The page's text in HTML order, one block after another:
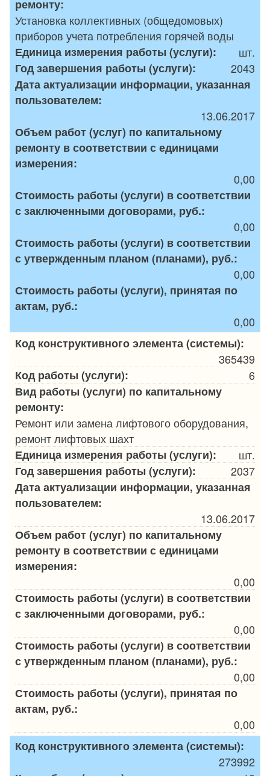
ремонту:
Установка коллективных (общедомовых)
приборов учета потребления горячей воды
Единица измерения работы (услуги):
шт.
Год завершения работы (услуги):
2043
Дата актуализации информации, указанная
пользователем:
13.06.2017
Объем работ (услуг) по капитальному
ремонту в соответствии с единицами
измерения:
0,00
Стоимость работы (услуги) в соответствии
с заключенными договорами, руб.:
0,00
Стоимость работы (услуги) в соответствии
с утвержденным планом (планами), руб.:
0,00
Стоимость работы (услуги), принятая по
актам, руб.:
0,00
Код конструктивного элемента (системы):
365439
Код работы (услуги):
6
Вид работы (услуги) по капитальному
ремонту:
Ремонт или замена лифтового оборудования,
ремонт лифтовых шахт
Единица измерения работы (услуги):
шт.
Год завершения работы (услуги):
2037
Дата актуализации информации, указанная
пользователем:
13.06.2017
Объем работ (услуг) по капитальному
ремонту в соответствии с единицами
измерения:
0,00
Стоимость работы (услуги) в соответствии
с заключенными договорами, руб.:
0,00
Стоимость работы (услуги) в соответствии
с утвержденным планом (планами), руб.:
0,00
Стоимость работы (услуги), принятая по
актам, руб.:
0,00
Код конструктивного элемента (системы):
273992